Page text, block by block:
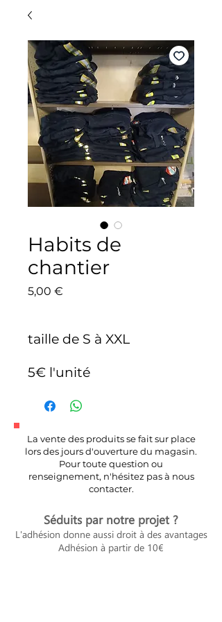
Habits de
chantier
5,00 €
taille de S à XXL
5€ l'unité
La vente des produits se fait sur place
lors des jours d'ouverture du magasin.
Pour toute question ou
renseignement, n'hésitez pas à nous
contacter.
Séduits par notre projet ?
L'adhésion donne aussi droit à des avantages
Adhésion à partir de 10€